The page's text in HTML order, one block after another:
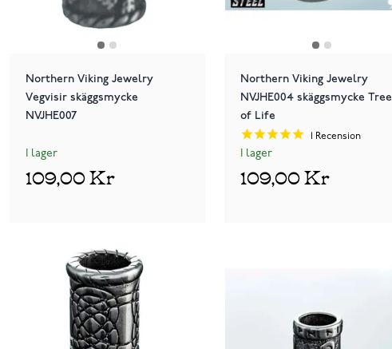
Northern Viking Jewelry
Vegvisir skäggsmycke
NVJHE007
I lager
109,00 Kr
Northern Viking Jewelry
NVJHE004 skäggsmycke Tree
of Life
1 Recension
I lager
109,00 Kr